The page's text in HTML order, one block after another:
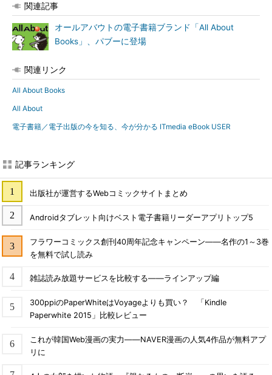
関連記事
オールアバウトの電子書籍ブランド「All About
Books」、パブーに登場
関連リンク
All About Books
All About
電子書籍／電子出版の今を知る、今が分かる ITmedia eBook USER
記事ランキング
出版社が運営するWebコミックサイトまとめ
Androidタブレット向けベスト電子書籍リーダーアプリトップ5
フラワーコミックス創刊40周年記念キャンペーン――名作の1～3巻
を無料で試し読み
雑誌読み放題サービスを比較する――ラインアップ編
300ppiのPaperWhiteはVoyageよりも買い？ 「Kindle
Paperwhite 2015」比較レビュー
これが韓国Web漫画の実力――NAVER漫画の人気4作品が無料アプ
リに